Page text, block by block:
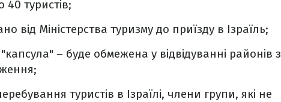
40 туристів;
від Міністерства туризму до приїзду в Ізраїль;
– буде обмежена у відвідуванні районів з
туристів в Ізраїлі, члени групи, які не